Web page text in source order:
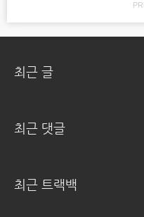
최근 글
최근 댓글
최근 트랙백